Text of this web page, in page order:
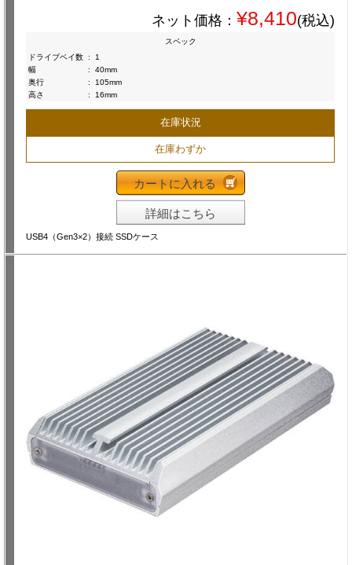
ネット価格： ¥8,410(税込)
スペック
ドライブベイ数 :
1
幅
:
40mm
奥行
:
105mm
高さ
: 16mm
在庫状況
在庫わずか
カートに入れる
詳細はこちら
USB4（Gen3×2）接続 SSDケース